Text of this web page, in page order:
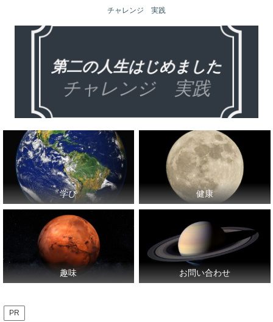
チャレンジ 実践
学び 健康
趣味 お問い合わせ
PR